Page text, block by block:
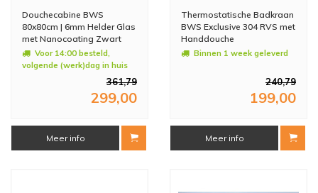
Douchecabine BWS
80x80cm | 6mm Helder Glas
met Nanocoating Zwart
Voor 14:00 besteld,
volgende (werk)dag in huis
361,79
299,00
Meer info
Thermostatische Badkraan
BWS Exclusive 304 RVS met
Handdouche
Binnen 1 week geleverd
240,79
199,00
Meer info